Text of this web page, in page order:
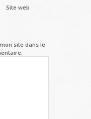
Site web
site dans le